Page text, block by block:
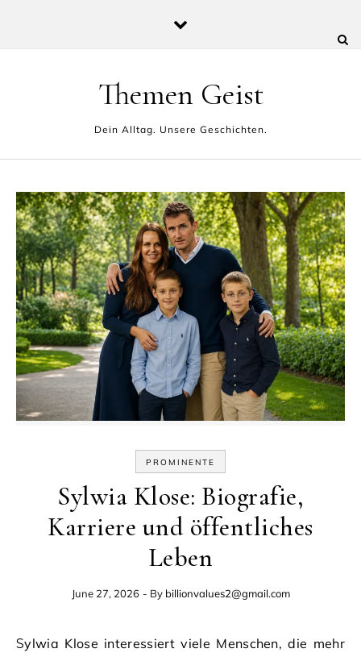
Themen Geist
Dein Alltag. Unsere Geschichten.
PROMINENTE
Sylwia Klose: Biografie,
Karriere und öffentliches
Leben
June 27, 2026 - By billionvalues2@gmail.com
Sylwia Klose interessiert viele Menschen, die mehr